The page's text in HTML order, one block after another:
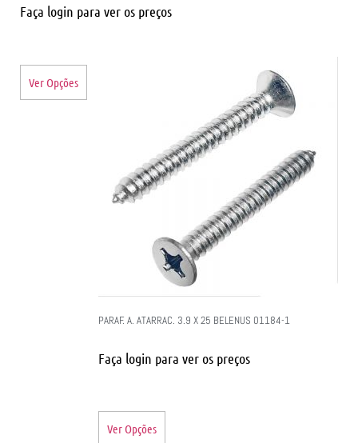
Faça login para ver os preços
Ver Opções
PARAF. A. ATARRAC. 3.9 X 25 BELENUS 01184-1
Faça login para ver os preços
Ver Opções